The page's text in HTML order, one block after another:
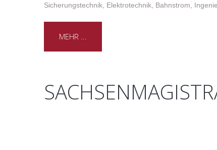
Sicherungstechnik, Elektrotechnik, Bahnstrom,
MEHR ...